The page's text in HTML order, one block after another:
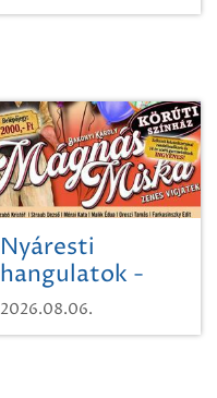
Nyáresti
hangulatok -
Mágnás Miska
2026.08.06.